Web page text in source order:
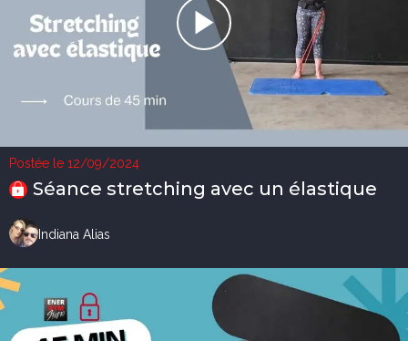
Postée le 12/09/2024
Séance stretching avec un élastique
Indiana Alias